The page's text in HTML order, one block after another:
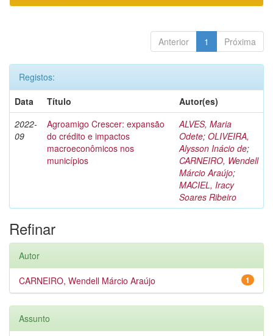
Anterior 1 Próxima
Registos:
Data
Título
Autor(es)
2022-
09
Agroamigo Crescer: expansão
do crédito e impactos
macroeconômicos nos
municípios
ALVES, Maria
Odete; OLIVEIRA,
Alysson Inácio de;
CARNEIRO, Wendell
Márcio Araújo;
MACIEL, Iracy
Soares Ribeiro
Refinar
Autor
1
CARNEIRO, Wendell Márcio Araújo
Assunto